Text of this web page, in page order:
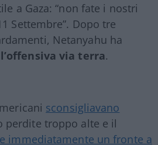
a Gaza: “non fate i nostri
Settembre”. Dopo tre
Netanyahu ha
via terra.
sconsigliavano
perdite troppo alte e il
immediatamente un fronte a